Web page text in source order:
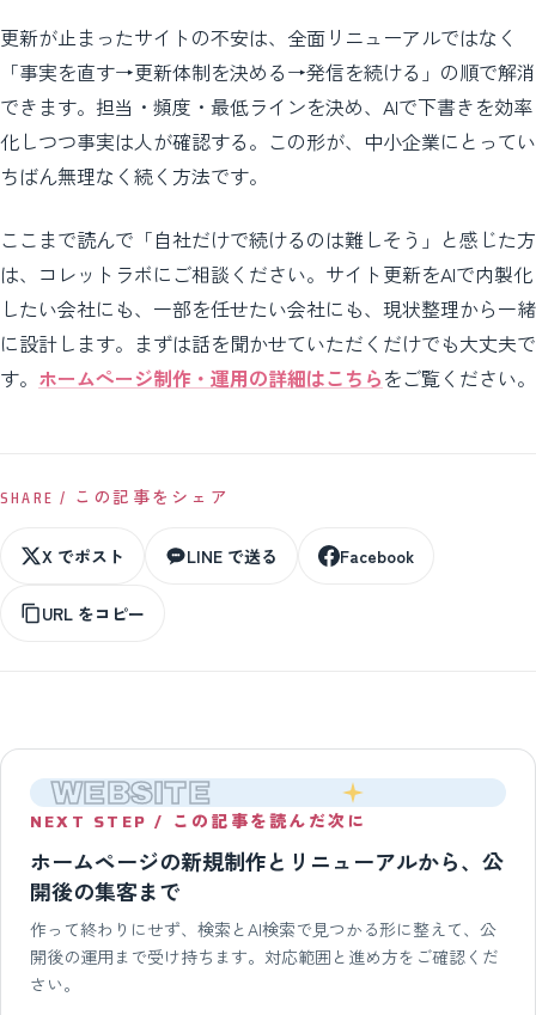
更新が止まったサイトの不安は、全面リニューアルではなく
「事実を直す→更新体制を決める→発信を続ける」の順で解消
できます。担当・頻度・最低ラインを決め、AIで下書きを効率
化しつつ事実は人が確認する。この形が、中小企業にとってい
ちばん無理なく続く方法です。
ここまで読んで「自社だけで続けるのは難しそう」と感じた方
は、コレットラボにご相談ください。サイト更新をAIで内製化
したい会社にも、一部を任せたい会社にも、現状整理から一緒
に設計します。まずは話を聞かせていただくだけでも大丈夫で
す。 ホームページ制作・運用の詳細はこちらをご覧ください。
SHARE / この記事をシェア
X でポスト LINE で送る Facebook
URL をコピー
WEBSITE
NEXT STEP / この記事を読んだ次に
ホームページの新規制作とリニューアルから、公
開後の集客まで
作って終わりにせず、検索とAI検索で見つかる形に整えて、公
開後の運用まで受け持ちます。対応範囲と進め方をご確認くだ
さい。